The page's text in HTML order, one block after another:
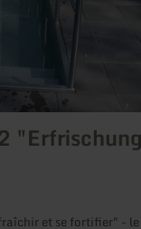
et se fortifier" - le